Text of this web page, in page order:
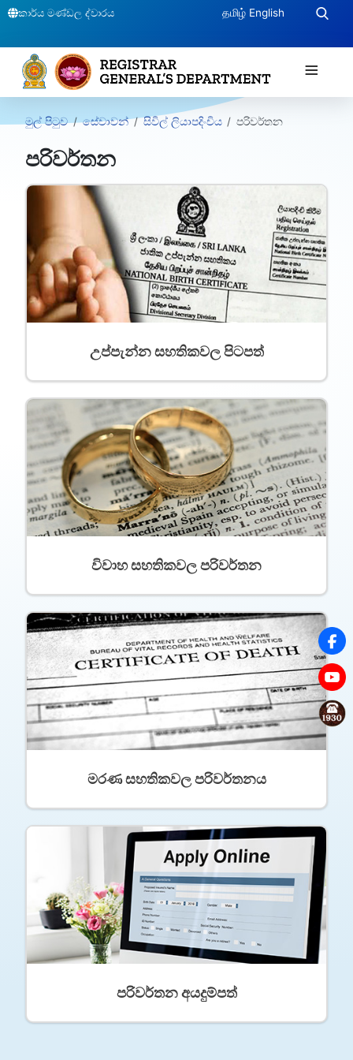
කාර්ය මණ්ඩල ද්වාරය தமிழ் English
≡
මුල් පිටුව සේවාවන් සිවිල් ලියාපදිංචිය පරිවර්තන
පරිවර්තන
උප්පැන්න සහතිකවල පිටපත්
විවාහ සහතිකවල පරිවර්තන
මරණ සහතිකවල පරිවර්තනය
පරිවර්තන අයදුම්පත්